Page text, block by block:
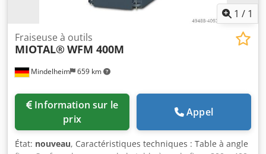
1 / 1
Mindelheim 659 km
Fraiseuse à outils
MIOTAL® WFM 400M
prix
Appel
État: nouveau, Caractéristiques techniques : Table à angle